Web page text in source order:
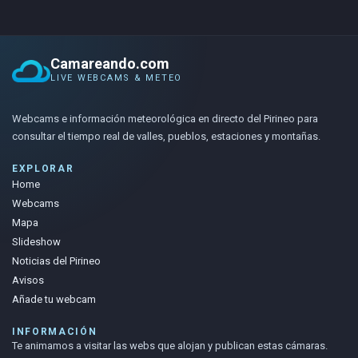
Camareando.com
LIVE WEBCAMS & METEO
Webcams e información meteorológica en directo del Pirineo para
consultar el tiempo real de valles, pueblos, estaciones y montañas.
EXPLORAR
Home
Webcams
Mapa
Slideshow
Noticias del Pirineo
Avisos
Añade tu webcam
INFORMACIÓN
Te animamos a visitar las webs que alojan y publican estas cámaras.